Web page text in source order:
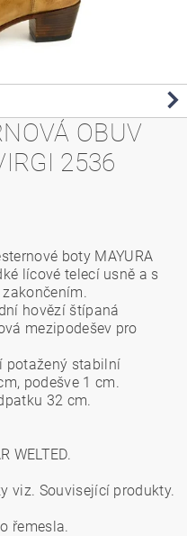
OBUV
2536
boty MAYURA
lícové telecí usně a s
hovězí štípaná
mezipodešev pro
potažený stabilní
podešve 1 cm.
32 cm.
WELTED.
viz. Související produkty.
řemesla.